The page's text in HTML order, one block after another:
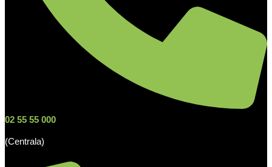
02 55 55 000
(Centrala)